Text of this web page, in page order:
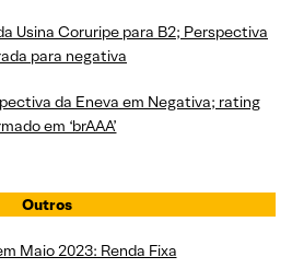
Usina Coruripe para B2; Perspectiva
para negativa
da Eneva em Negativa; rating
em ‘brAAA’
Outros
Maio 2023: Renda Fixa